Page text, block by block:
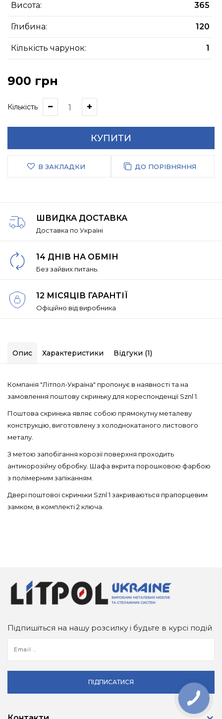
Висота: 365
Глибина: 120
Кількість чарунок: 1
900 грн
Кількість
КУПИТИ
В ЗАКЛАДКИ ДО ПОРІВНЯННЯ
ШВИДКА ДОСТАВКА
Доставка по Україні
14 ДНІВ НА ОБМІН
Без зайвих питань.
12 МІСЯЦІВ ГАРАНТІЇ
Офіційно від виробника
Опис Характеристики Відгуки (1)
Компанія "Літпол-Україна" пропонує в наявності та на
замовлення поштову скриньку для кореспонденції Sznl 1.
Поштова скринька являє собою прямокутну металеву
конструкцію, виготовлену з холоднокатаного листового
металу.
З метою запобігання корозії поверхня проходить
антикорозійну обробку. Шафа вкрита порошковою фарбою
з полімерним запіканням.
Двері поштової скриньки Sznl 1 закриваються прапорцевим
замком, в комплекті 2 ключа.
Підпишіться на нашу розсилку і будьте в курсі подій
ПІДПИСАТИСЯ